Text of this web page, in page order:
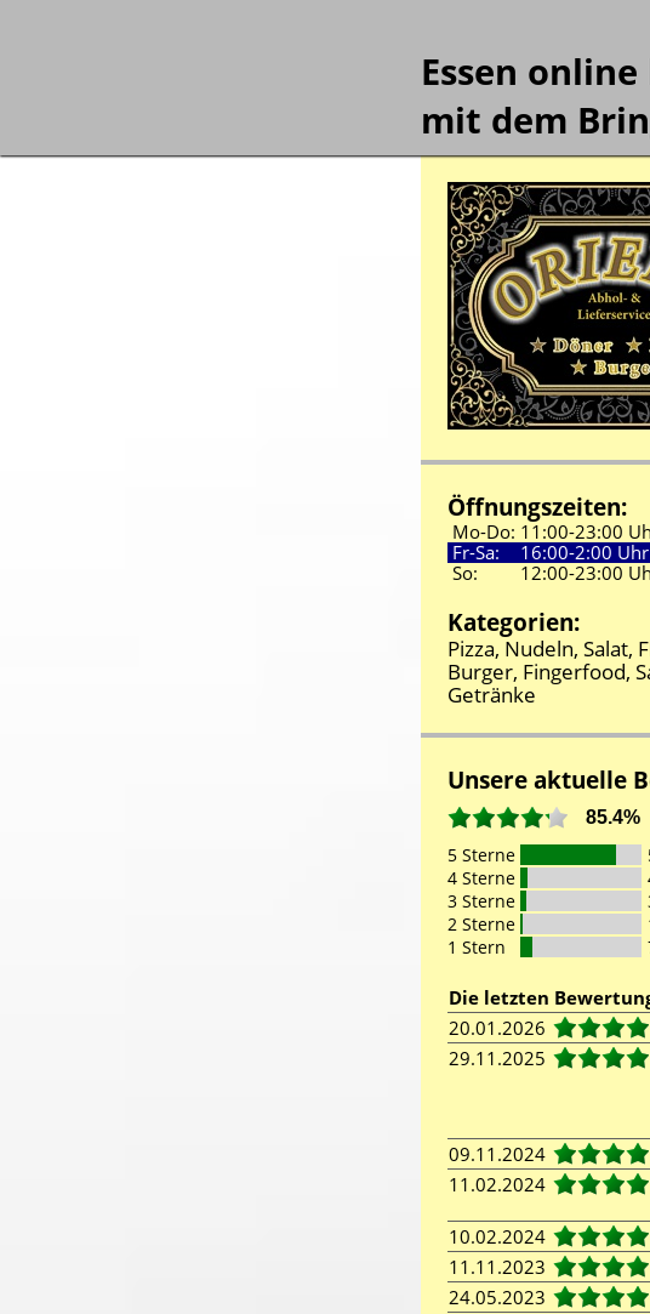
Essen
mit dem
Öffnungszeiten:
Mo-Do: 11:00-23:00
Fr-Sa:
16:00-2:00 Uhr
So:
12:00-23:00
Kategorien:
Pizza, Nudeln, Salat,
Burger, Fingerfood,
Getränke
Unsere aktuelle
85.4%
5 Sterne
4 Sterne
3 Sterne
2 Sterne
1 Stern
Die letzten
20.01.2026
29.11.2025
09.11.2024
11.02.2024
10.02.2024
11.11.2023
24.05.2023